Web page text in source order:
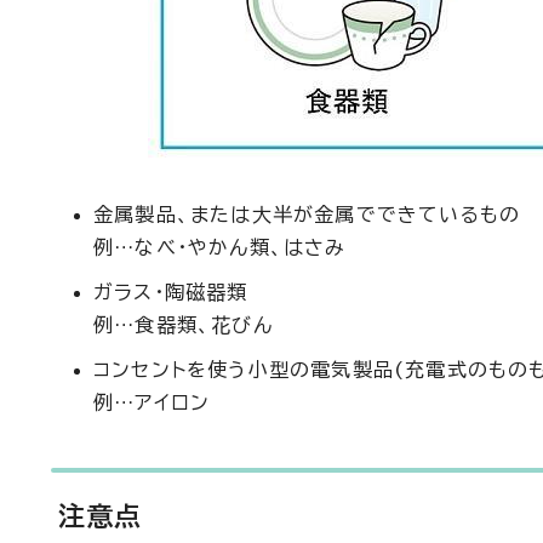
金属製品、または大半が金属でできているもの
例…なべ・やかん類、はさみ
ガラス・陶磁器類
例…食器類、花びん
コンセントを使う小型の電気製品(充電式のもの
例…アイロン
注意点